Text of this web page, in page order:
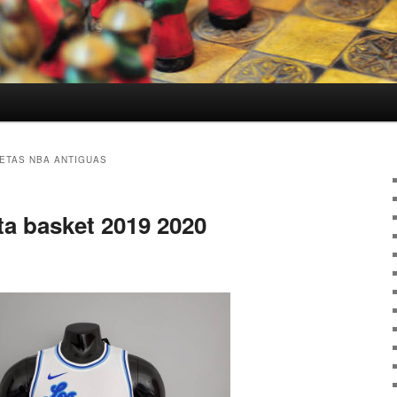
NBA ANTIGUAS
basket 2019 2020